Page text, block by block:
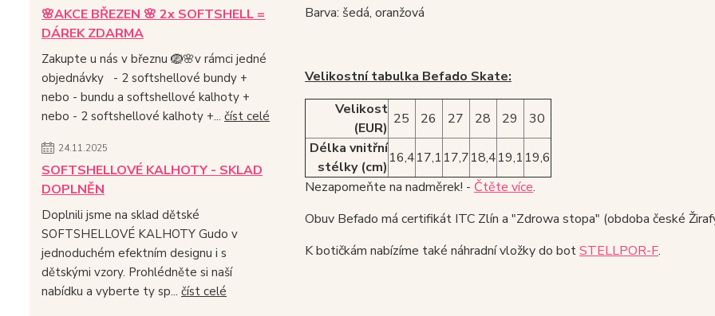
🌸AKCE BŘEZEN 🌸 2x SOFTSHELL =
DÁREK ZDARMA
Zakupte u nás v březnu 🪺🌸v rámci jedné
objednávky - 2 softshellové bundy +
nebo - bundu a softshellové kalhoty +
nebo - 2 softshellové kalhoty +... číst celé
24.11.2025
SOFTSHELLOVÉ KALHOTY - SKLAD
DOPLNĚN
Doplnili jsme na sklad dětské
SOFTSHELLOVÉ KALHOTY Gudo v
jednoduchém efektním designu i s
dětskými vzory. Prohlédněte si naší
nabídku a vyberte ty sp... číst celé
Barva: šedá, oranžová
Velikostní tabulka Befado Skate:
Velikost
(EUR)
25 26 27 28 29
30
Délka vnitřní
stélky (cm)
16,417,1 17,718,419,1 19,6
Nezapomeňte na nadměrek! - Čtěte více.
Obuv Befado má certifikát ITC Zlín a "Zdrowa stopa" (obdoba české
K botičkám nabízíme také náhradní vložky do botSTELLPOR-F.